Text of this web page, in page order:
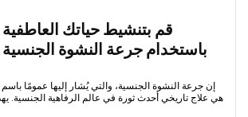
قم بتنشيط حياتك العاطفية
باستخدام جرعة النشوة الجنسية
إن جرعة النشوة الجنسية، والتي يُشار إليها عمومًا
هي علاج تاريخي أحدث ثورة في عالم الرفاهية الجنسية.